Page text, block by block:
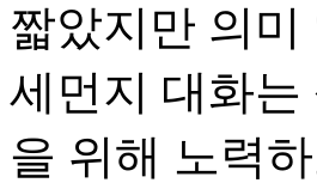
짧았지만 의
세먼지 대화는
을 위해 노력